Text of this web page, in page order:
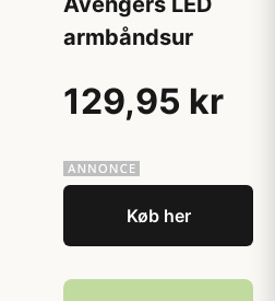
armbåndsur
129,95 kr
Køb her